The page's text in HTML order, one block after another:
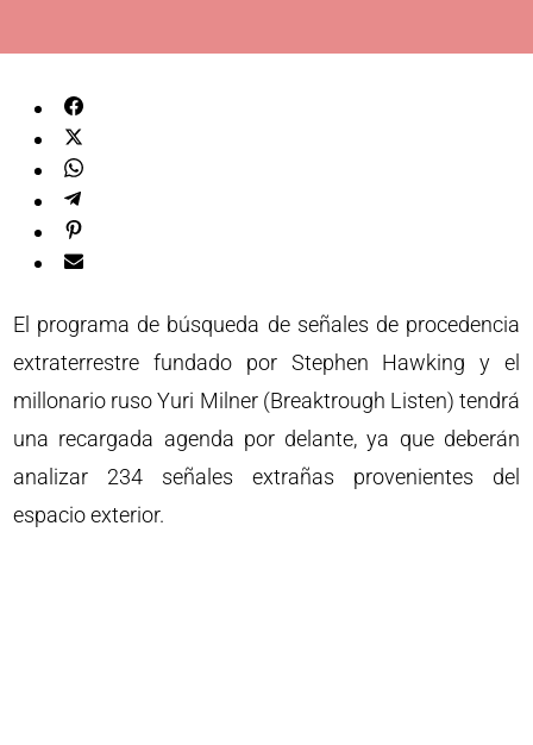
El programa de búsqueda de señales de procedencia
extraterrestre fundado por Stephen Hawking y el
millonario ruso Yuri Milner (Breaktrough Listen) tendrá
una recargada agenda por delante, ya que deberán
analizar 234 señales extrañas provenientes del
espacio exterior.